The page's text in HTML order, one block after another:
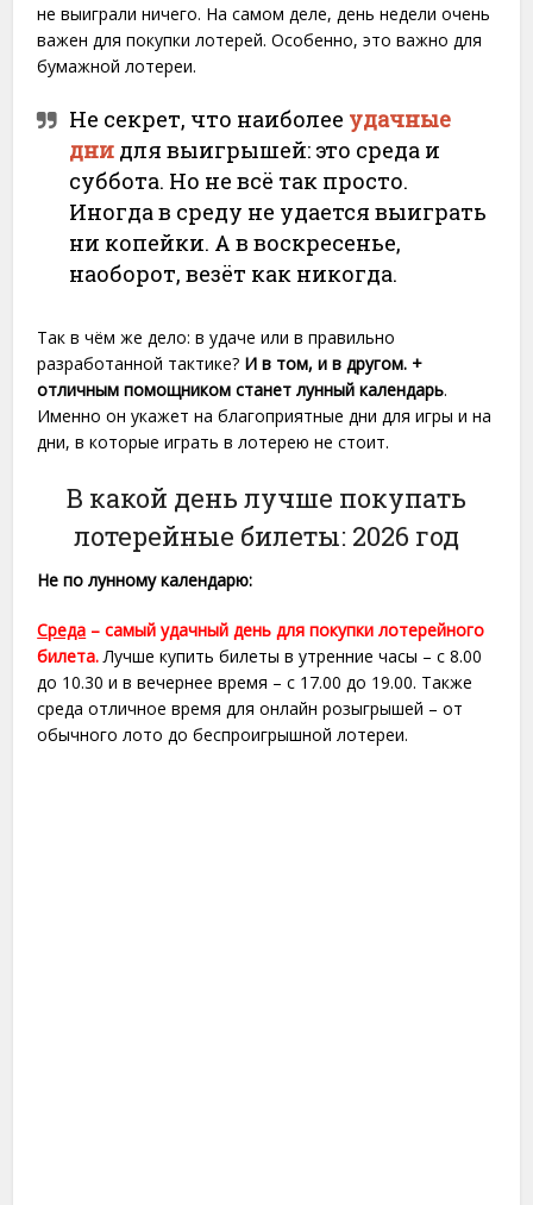
не выиграли ничего. На самом деле, день недели очень
важен для покупки лотерей. Особенно, это важно для
бумажной лотереи.
Не секрет, что наиболее удачные
дни для выигрышей: это среда и
суббота. Но не всё так просто.
Иногда в среду не удается выиграть
ни копейки. А в воскресенье,
наоборот, везёт как никогда.
Так в чём же дело: в удаче или в правильно
разработанной тактике? И в том, и в другом. +
отличным помощником станет лунный календарь.
Именно он укажет на благоприятные дни для игры и на
дни, в которые играть в лотерею не стоит.
В какой день лучше покупать
лотерейные билеты: 2026 год
Не по лунному календарю:
Среда – самый удачный день для покупки лотерейного
билета. Лучше купить билеты в утренние часы – с 8.00
до 10.30 и в вечернее время – с 17.00 до 19.00. Также
среда отличное время для онлайн розыгрышей – от
обычного лото до беспроигрышной лотереи.